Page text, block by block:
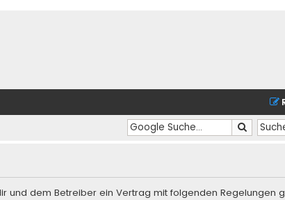
Suche
und dem Betreiber ein Vertrag mit folgenden Regelungen